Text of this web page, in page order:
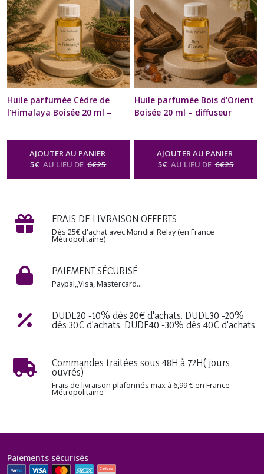
Huile parfumée Cèdre de
l'Himalaya Boisée 20 ml –
parfum | Concentré
Recharge diffuseur voiture |
Naturelle & artisanale |
AJOUTER AU PANIER
5€ AU LIEU DE 6€25
Huile parfumée Bois d'Orient
Boisée 20 ml – diffuseur
Concentré Recharge diffuseur
voiture | Naturelle &
artisanale | Bien-être,
AJOUTER AU PANIER
5€ AU LIEU DE 6€25
FRAIS DE LIVRAISON OFFERTS
Dès 25€ d'achat avec Mondial Relay (en France
Métropolitaine)
PAIEMENT SÉCURISÉ
Paypal,,Visa, Mastercard...
DUDE20 -10% dès 20€ d'achats. DUDE30 -20%
dès 30€ d'achats. DUDE40 -30% dès 40€ d'achats
Commandes traitées sous 48H à 72H( jours
ouvrés)
Frais de livraison plafonnés max à 6,99 € en France
Métropolitaine
Paiements sécurisés